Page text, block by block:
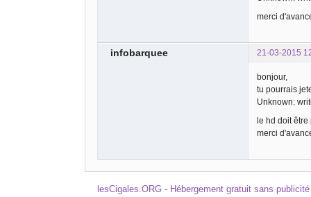
merci
infobarquee 21-03-2015
bonjour,
tu pourrais
Unknown:
le hd doit être
merci
lesCigales.ORG - Hébergement gratuit sans publicité